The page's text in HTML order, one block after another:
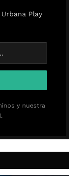
Play
y nuestra